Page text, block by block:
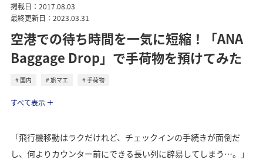
掲載日：2017.08.03
最終更新日：2023.03.31
空港での待ち時間を一気に短縮！「ANA
Baggage Drop」で手荷物を預けてみた
国内 旅マエ
手荷物
すべて表示
「飛行機移動はラクだけれど、チェックインの手続きが面倒だ
し、何よりカウンター前にできる長い列に辟易してしまう…。」